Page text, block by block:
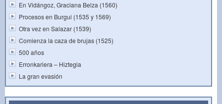
En Vidángoz, Graciana Belza (1560)
Procesos en Burgui (1535 y 1569)
Otra vez en Salazar (1539)
Comienza la caza de brujas (1525)
500 años
Erronkariera – Hiztegia
La gran evasión